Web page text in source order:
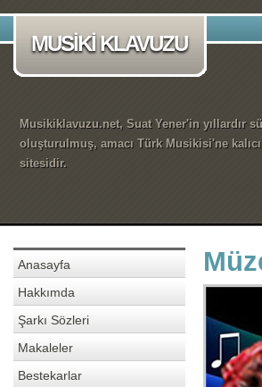
MUSİKİ KLAVUZU
Musikiklavuzu.net, Suat Yener'in yıllardır
oluşturulmuş, amacı Türk Musikisi'ne
sitesidir.
Anasayfa
Hakkımda
Şarkı Sözleri
Makaleler
Bestekarlar